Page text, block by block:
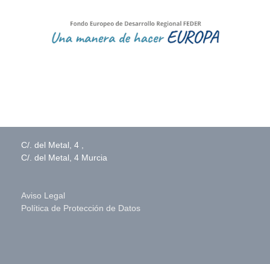
C/. del Metal, 4 ,
C/. del Metal, 4 Murcia
Aviso Legal
Política de Protección de Datos